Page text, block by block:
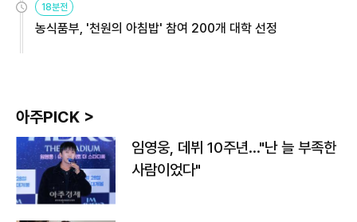
18분전
농식품부, '천원의 아침밥' 참여 200개 대학 선정
아주PICK >
임영웅, 데뷔 10주년…"난 늘 부족한
사람이었다"